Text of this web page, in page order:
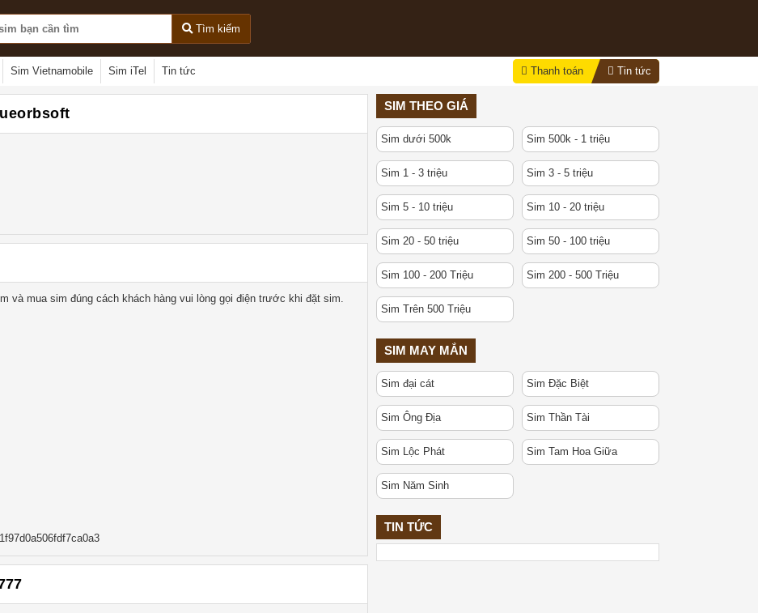
Tìm kiếm
Sim Vietnamobile Sim iTel Tin tức Thanh toán Tin tức
và mua sim đúng cách khách hàng vui lòng gọi điện trước khi đặt sim.
SIM THEO GIÁ
Sim dưới 500k Sim 500k - 1 triệu
Sim 1 - 3 triệu Sim 3 - 5 triệu
Sim 5 - 10 triệu Sim 10 - 20 triệu
Sim 20 - 50 triệu Sim 50 - 100 triệu
Sim 100 - 200 Triệu Sim 200 - 500 Triệu
Sim Trên 500 Triệu
SIM MAY MẮN
Sim đại cát Sim Đặc Biệt
Sim Ông Địa Sim Thần Tài
Sim Lộc Phát Sim Tam Hoa Giữa
Sim Năm Sinh
TIN TỨC